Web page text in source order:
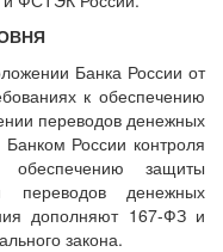
Банка России от
к обеспечению
переводов денежных
России контроля
защиты
переводов денежных
дополняют 167-ФЗ и
закона.